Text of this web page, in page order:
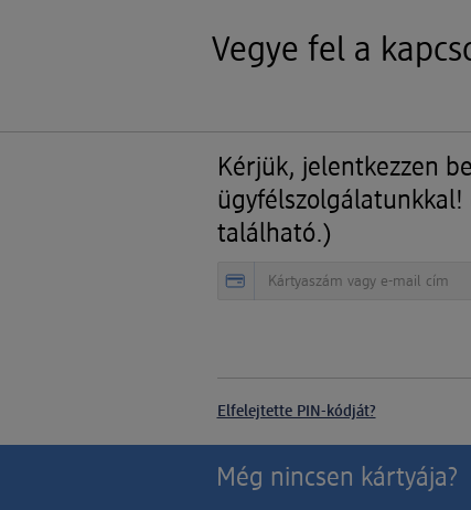
Vegye fel a
Kérjük, jelentkezzen
ügyfélszolgálatunkkal!
található.)
Elfelejtette PIN-kódját?
Még nincsen kártyája?